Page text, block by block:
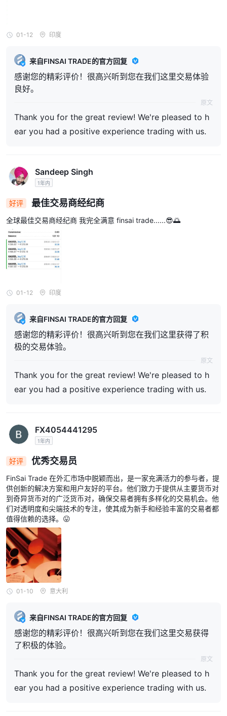
01-12 印度
来自FINSAI TRADE的官方回复
感谢您的精彩评价！很高兴听到您在我们这里交易体验
良好。
原文
Thank you for the great review! We're pleased to h
ear you had a positive experience trading with us.
Sandeep Singh
1年内
好评 最佳交易商经纪商
全球最佳交易商经纪商 我完全满意 finsai trade......😎🌅
01-12 印度
来自FINSAI TRADE的官方回复
感谢您的精彩评价！很高兴听到您在我们这里获得了积
极的交易体验。
原文
Thank you for the great review! We're pleased to h
ear you had a positive experience trading with us.
FX4054441295
1年内
好评 优秀交易员
FinSai Trade 在外汇市场中脱颖而出，是一家充满活力的参与者，提
供创新的解决方案和用户友好的平台。他们致力于提供从主要货币对
到奇异货币对的广泛货币对，确保交易者拥有多样化的交易机会。他
们对透明度和尖端技术的专注，使其成为新手和经验丰富的交易者都
值得信赖的选择。😛
01-10 意大利
来自FINSAI TRADE的官方回复
感谢您的精彩评价！很高兴听到您在我们这里交易获得
了积极的体验。
原文
Thank you for the great review! We're pleased to h
ear you had a positive experience trading with us.